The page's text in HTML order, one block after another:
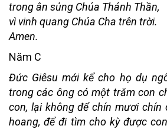
trong ân sủng Chúa Thánh Thần,
vì vinh quang Chúa Cha trên trời.
Amen.
Năm C
Đức Giêsu mới kể cho họ dụ
trong các ông có một trăm con
con, lại không để chín mươi chín
hoang, để đi tìm cho kỳ được